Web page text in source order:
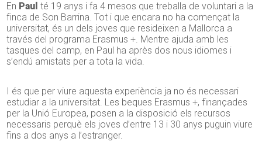
En Paul té 19 anys i fa 4 mesos que treballa de voluntari a la
finca de Son Barrina. Tot i que encara no ha començat la
universitat, és un dels joves que resideixen a Mallorca a
través del programa Erasmus +. Mentre ajuda amb les
tasques del camp, en Paul ha après dos nous idiomes i
s’endú amistats per a tota la vida.
I és que per viure aquesta experiència ja no és necessari
estudiar a la universitat. Les beques Erasmus +, finançades
per la Unió Europea, posen a la disposició els recursos
necessaris perquè els joves d’entre 13 i 30 anys puguin viure
fins a dos anys a l’estranger.